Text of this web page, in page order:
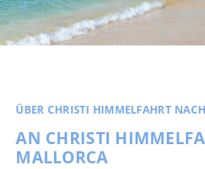
ÜBER CHRISTI HIMMELFAHRT
AN CHRISTI
MALLORCA